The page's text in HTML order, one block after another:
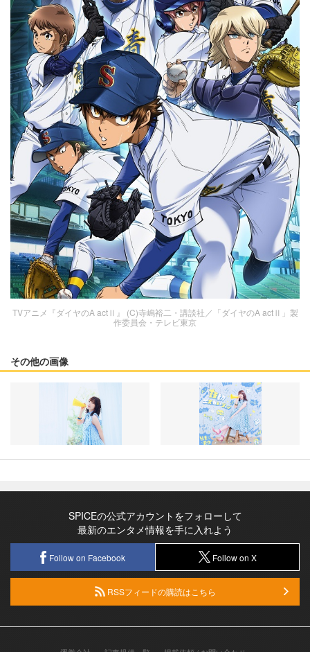
TVアニメ『ダイヤのA actⅡ』 (C)寺嶋裕二・講談社／「ダイヤのA actⅡ」製
作委員会・テレビ東京
その他の画像
SPICEの公式アカウントをフォローして
最新のエンタメ情報を手に入れよう
Follow on Facebook Follow on X
RSSフィードの購読はこちら